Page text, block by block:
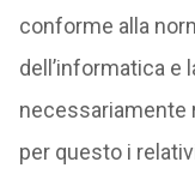
conforme alla
dell’informatica e
necessariamente
per questo i